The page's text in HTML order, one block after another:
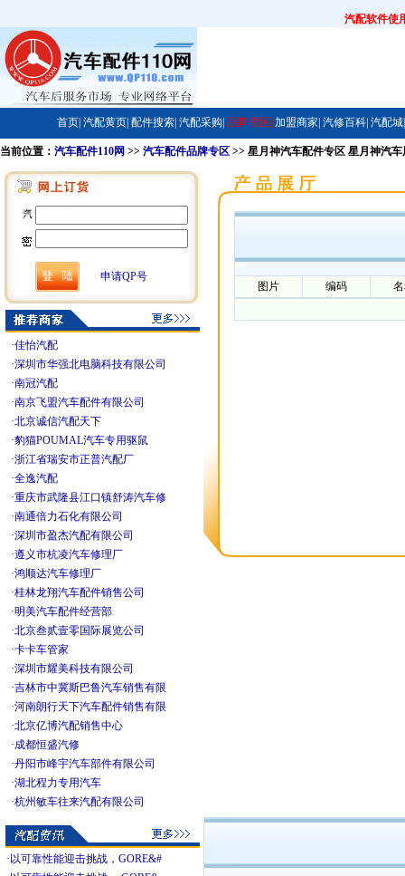
汽配软件使
首页| 汽配黄页| 配件搜索| 汽配采购| 品牌专区| 加盟商家| 汽修百科| 汽配城|
当前位置： 汽车配件110网 >> 汽车配件品牌专区 >> 星月神汽车配件专区 星月神汽
申请QP号
·佳怡汽配
·深圳市华强北电脑科技有限公司
·南冠汽配
·南京飞盟汽车配件有限公司
·北京诚信汽配天下
·豹猫POUMAL汽车专用驱鼠
·浙江省瑞安市正普汽配厂
·全逸汽配
·重庆市武隆县江口镇舒涛汽车修
·南通倍力石化有限公司
·深圳市盈杰汽配有限公司
·遵义市杭凌汽车修理厂
·鸿顺达汽车修理厂
·桂林龙翔汽车配件销售公司
·明美汽车配件经营部
·北京叁贰壹零国际展览公司
·卡卡车管家
·深圳市耀美科技有限公司
·吉林市中冀斯巴鲁汽车销售有限
·河南朗行天下汽车配件销售有限
·北京亿博汽配销售中心
·成都恒盛汽修
·丹阳市峰宇汽车部件有限公司
·湖北程力专用汽车
·杭州敏车往来汽配有限公司
图片 编码
· 以可靠性能迎击挑战，GORE&#